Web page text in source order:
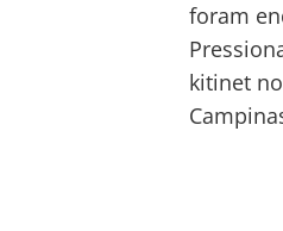
foram
kitinet